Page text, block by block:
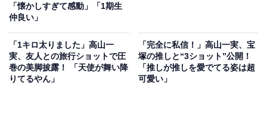
「懐かしすぎて感動」「1期生
仲良い」
「1キロ太りました」高山一
実、友人との旅行ショットで圧
巻の美脚披露！ 「天使が舞い降
りてるやん」
「完全に私信！」高山一実、宝
塚の推しと“3ショット”公開！
「推しが推しを愛でてる姿は超
可愛い」